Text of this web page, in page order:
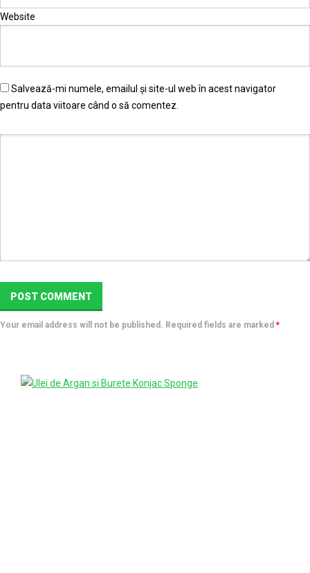
Website
Salvează-mi numele, emailul și site-ul web în acest navigator
pentru data viitoare când o să comentez.
Your email address will not be published. Required fields are marked *